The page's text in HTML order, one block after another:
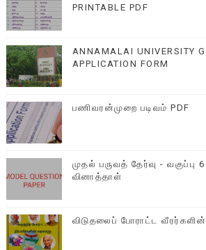
PRINTABLE PDF
ANNAMALAI UNIVERSITY
APPLICATION FORM
பணிவரன்முறை படிவம் PDF
முதல் பருவத் தேர்வு - வகுப்பு
வினாத்தாள்
விடுதலைப் போராட்ட